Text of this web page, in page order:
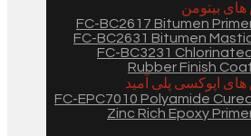
بیتومن
FC-BC2617 Bitumen
FC-BC2631 Bitumen
FC-BC3231 Chlorinated
Rubber Finish
اپوکسی پلی آمید
FC-EPC7010 Polyamide Cured
Zinc Rich Epoxy